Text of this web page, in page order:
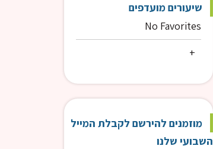
שיעורים מועדפים
No Favorites
מוזמנים להירשם לקבלת המייל
השבועי שלנו